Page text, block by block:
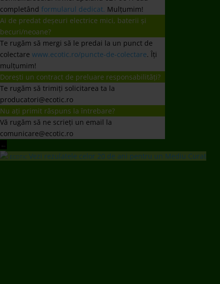
completând formularul dedicat. Mulțumim!
Ai de predat deșeuri electrice mici, baterii și
becuri/neoane?
Te rugăm să mergi să le predai la un punct de
colectare www.ecotic.ro/puncte-de-colectare. Îți
mulțumim!
Dorești un contract de preluare responsabilități?
Te rugăm să trimiți solicitarea ta la
producatori@ecotic.ro
Nu ați primit răspuns la întrebare?
Vă rugăm să ne scrieți un email la
comunicare@ecotic.ro
←
ECOTIC Vezi rezulatele celor 20 de ani pentru un Mediu Curat